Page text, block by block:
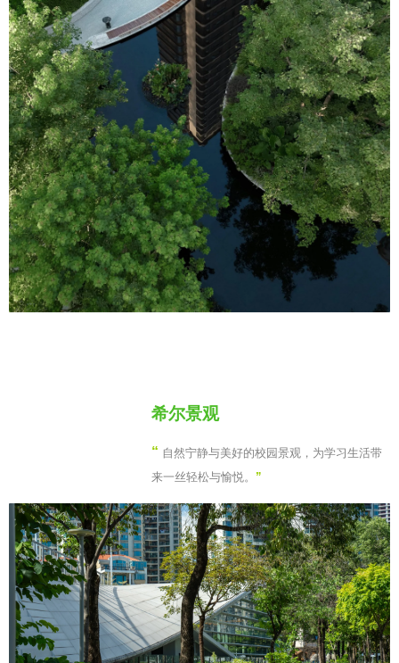
希尔景观
“ 自然宁静与美好的校园景观，为学习生活带
来一丝轻松与愉悦。 ”